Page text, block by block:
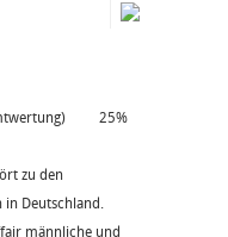
25%
zu den
in Deutschland.
männliche und